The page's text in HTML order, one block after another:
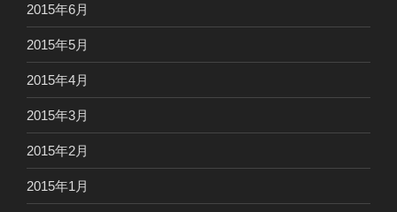
2015年6月
2015年5月
2015年4月
2015年3月
2015年2月
2015年1月